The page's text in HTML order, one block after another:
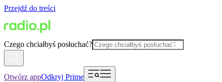
Przejdź do treści
Czego chciałbyś posłuchać?
Otwórz appOdkryj Prime